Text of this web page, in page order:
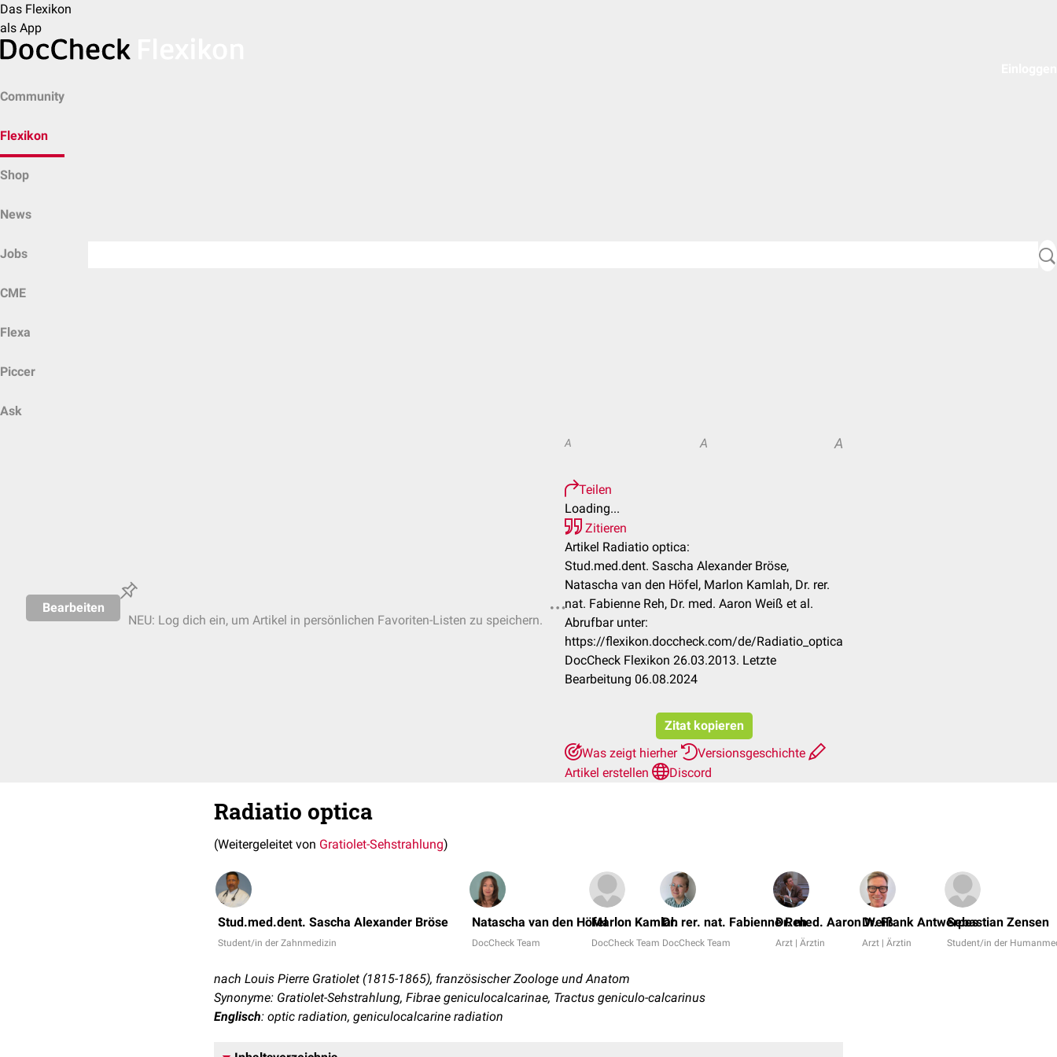
Das Flexikon
als App
Community
Flexikon
Shop
News
Jobs
CME
Flexa
Piccer
Ask
Bearbeiten
NEU: Log dich ein, um Artikel in persönlichen Favoriten-Listen zu speichern.
A A A
Teilen
Loading...
Zitieren
Artikel Radiatio optica:
Stud.med.dent. Sascha Alexander Bröse,
Natascha van den Höfel, Marlon Kamlah, Dr. rer.
nat. Fabienne Reh, Dr. med. Aaron Weiß et al.
Abrufbar unter:
https://flexikon.doccheck.com/de/Radiatio_optica
DocCheck Flexikon 26.03.2013. Letzte
Bearbeitung 06.08.2024
Zitat kopieren
Was zeigt hierher
Versionsgeschichte
Artikel erstellen
Discord
Radiatio optica
(Weitergeleitet von Gratiolet-Sehstrahlung)
Stud.med.dent. Sascha Alexander Bröse
Student/in der Zahnmedizin
Natascha van den Höfel
DocCheck Team
Marlon Kamlah
DocCheck Team
Dr. rer. nat. Fabienne Reh
DocCheck Team
Dr. med. Aaron Weiß
Arzt | Ärztin
Dr. Frank Antwerpes
Arzt | Ärztin
Sebastian Zensen
Student/in der
nach Louis Pierre Gratiolet (1815-1865), französischer Zoologe und Anatom
Synonyme: Gratiolet-Sehstrahlung, Fibrae geniculocalcarinae, Tractus geniculo-calcarinus
Englisch: optic radiation, geniculocalcarine radiation